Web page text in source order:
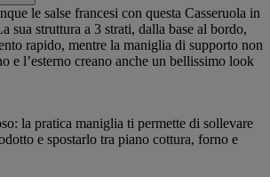
le salse francesi con questa Casseruola in
sua struttura a 3 strati, dalla base al bordo,
rapido, mentre la maniglia di supporto non
e l’esterno creano anche un bellissimo look
la pratica maniglia ti permette di sollevare
e spostarlo tra piano cottura, forno e